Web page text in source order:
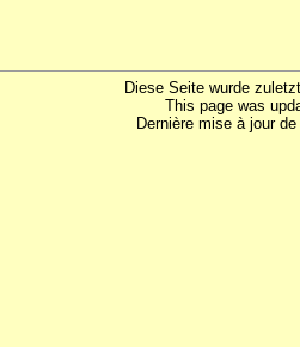
Diese Seite wurde
This page was
Dernière mise à jour